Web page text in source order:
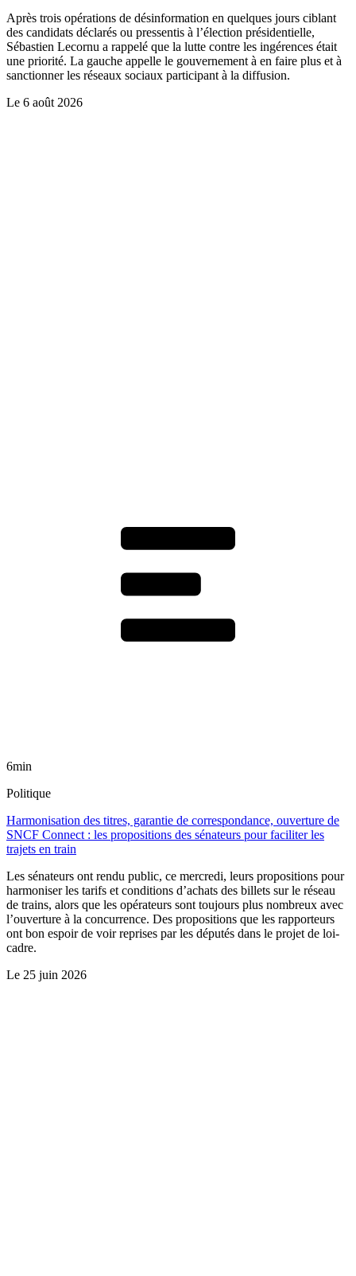
Après trois opérations de désinformation en quelques jours ciblant
des candidats déclarés ou pressentis à l’élection présidentielle,
Sébastien Lecornu a rappelé que la lutte contre les ingérences était
une priorité. La gauche appelle le gouvernement à en faire plus et à
sanctionner les réseaux sociaux participant à la diffusion.
Le 6 août 2026
6min
Politique
Harmonisation des titres, garantie de correspondance, ouverture de
SNCF Connect : les propositions des sénateurs pour faciliter les
trajets en train
Les sénateurs ont rendu public, ce mercredi, leurs propositions pour
harmoniser les tarifs et conditions d’achats des billets sur le réseau
de trains, alors que les opérateurs sont toujours plus nombreux avec
l’ouverture à la concurrence. Des propositions que les rapporteurs
ont bon espoir de voir reprises par les députés dans le projet de loi-
cadre.
Le 25 juin 2026